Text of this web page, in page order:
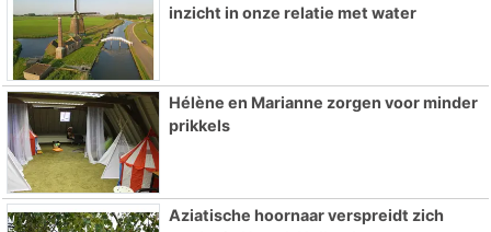
inzicht in onze relatie met water
Hélène en Marianne zorgen voor minder
prikkels
Aziatische hoornaar verspreidt zich